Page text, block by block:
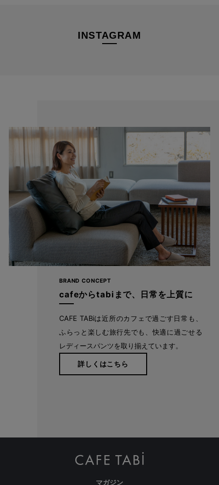
cafeからtabiまで、日常を上質に
自分に似合うものを知っている人、年齢を重ねるごとに輝く
本物のスタンダードを
INSTAGRAM
BRAND CONCEPT
cafeからtabiまで、日常を上質に
CAFE TABiは近所のカフェで過ごす日常も、
ふらっと楽しむ旅行先でも、快適に過ごせる
レディースパンツを取り揃えています。
詳しくはこちら
マガジン